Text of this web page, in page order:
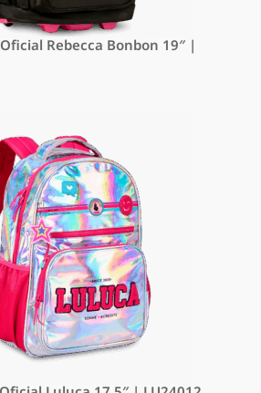
Rebecca Bonbon 19″ |